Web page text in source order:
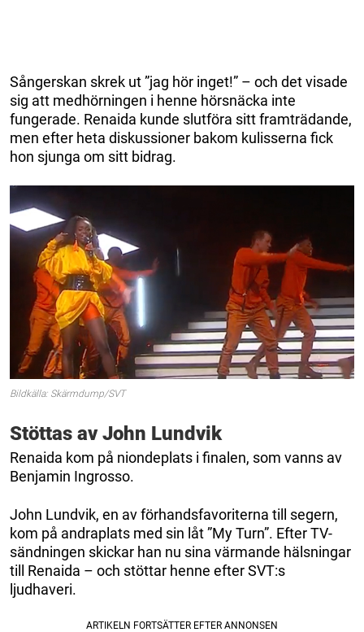
Sångerskan skrek ut ”jag hör inget!” – och det visade
sig att medhörningen i henne hörsnäcka inte
fungerade. Renaida kunde slutföra sitt framträdande,
men efter heta diskussioner bakom kulisserna fick
hon sjunga om sitt bidrag.
Bildkälla: Skärmdump/SVT
Stöttas av John Lundvik
Renaida kom på niondeplats i finalen, som vanns av
Benjamin Ingrosso.
John Lundvik, en av förhandsfavoriterna till segern,
kom på andraplats med sin låt ”My Turn”. Efter TV-
sändningen skickar han nu sina värmande hälsningar
till Renaida – och stöttar henne efter SVT:s
ljudhaveri.